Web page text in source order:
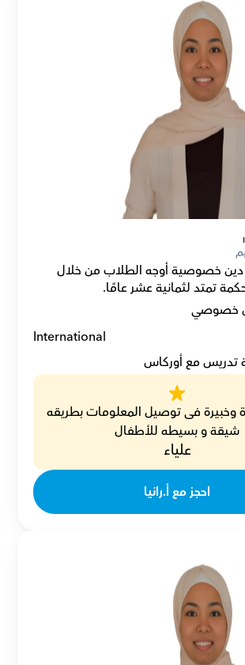
تمتد لثمانية عشر عامًا.
خصوصي
International
تدريس مع أوركاس
شيقة و بسيطه للأطفال
علياء
احجز مع أ.رانيا